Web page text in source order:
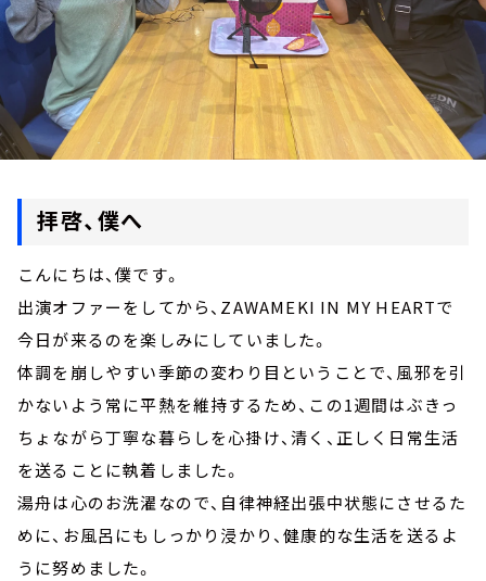
拝啓、僕へ
こんにちは、僕です。
出演オファーをしてから、ZAWAMEKI IN MY HEARTで
今日が来るのを楽しみにしていました。
体調を崩しやすい季節の変わり目ということで、風邪を引
かないよう常に平熱を維持するため、この1週間はぶきっ
ちょながら丁寧な暮らしを心掛け、清く、正しく日常生活
を送ることに執着しました。
湯舟は心のお洗濯なので、自律神経出張中状態にさせるた
めに、お風呂にもしっかり浸かり、健康的な生活を送るよ
うに努めました。